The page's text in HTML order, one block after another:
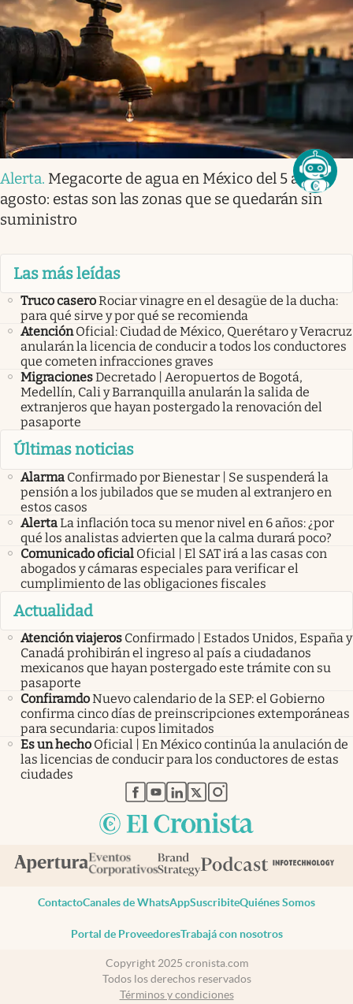
Alerta. Megacorte de agua en México del 5 al 8 de
agosto: estas son las zonas que se quedarán sin
suministro
Las más leídas
Truco caseroRociar vinagre en el desagüe de la ducha:
para qué sirve y por qué se recomienda
Atención Oficial: Ciudad de México, Querétaro y Veracruz
anularán la licencia de conducir a todos los conductores
que cometen infracciones graves
MigracionesDecretado | Aeropuertos de Bogotá,
Medellín, Cali y Barranquilla anularán la salida de
extranjeros que hayan postergado la renovación del
pasaporte
Últimas noticias
Alarma Confirmado por Bienestar | Se suspenderá la
pensión a los jubilados que se muden al extranjero en
estos casos
AlertaLa inflación toca su menor nivel en 6 años: ¿por
qué los analistas advierten que la calma durará poco?
Comunicado oficial Oficial | El SAT irá a las casas con
abogados y cámaras especiales para verificar el
cumplimiento de las obligaciones fiscales
Actualidad
Atención viajeros Confirmado | Estados Unidos, España y
Canadá prohibirán el ingreso al país a ciudadanos
mexicanos que hayan postergado este trámite con su
pasaporte
ConfiramdoNuevo calendario de la SEP: el Gobierno
confirma cinco días de preinscripciones extemporáneas
para secundaria: cupos limitados
Es un hecho Oficial | En México continúa la anulación de
las licencias de conducir para los conductores de estas
ciudades
abre en nueva pestaña
abre en nueva pestaña
abre en nueva pestaña
abre en nueva pestaña
abre en nueva pestaña
ContactoCanales de WhatsAppSuscribiteQuiénes Somos
Portal de ProveedoresTrabajá con nosotros
Copyright 2025 cronista.com
Todos los derechos reservados
Términos y condiciones